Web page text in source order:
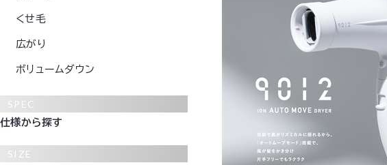
くせ毛
広がり
ボリュームダウン
SPEC
仕様から探す
SIZE